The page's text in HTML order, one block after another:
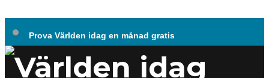
Prova Världen idag en månad gratis